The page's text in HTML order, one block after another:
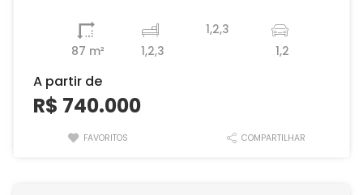
87 m² 1,2,3
1,2,3
1,2
A partir de
R$ 740.000
FAVORITOS COMPARTILHAR